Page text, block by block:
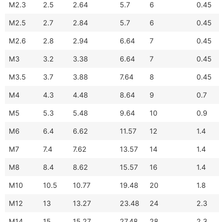
M2.3 2.5 2.64 5.7 6 0.45
M2.5 2.7 2.84 5.7 6 0.45
M2.6 2.8 2.94 6.64 7 0.45
M3 3.2 3.38 6.64 7 0.45
M3.5 3.7 3.88 7.64 8 0.45
M4 4.3 4.48 8.64 9 0.7
M5 5.3 5.48 9.64 10 0.9
M6 6.4 6.62 11.57 12 1.4
M7 7.4 7.62 13.57 14 1.4
M8 8.4 8.62 15.57 16 1.4
M10 10.5 10.77 19.48 20 1.8
M12 13 13.27 23.48 24 2.3